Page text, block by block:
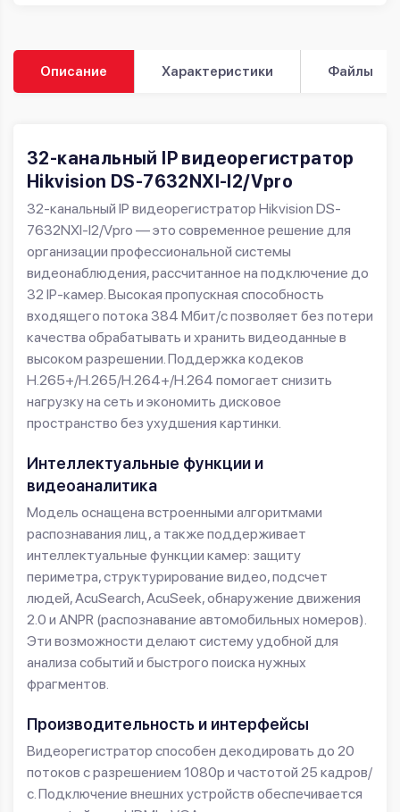
Описание Характеристики Файлы
32-канальный IP видеорегистратор
Hikvision DS-7632NXI-I2/Vpro
32-канальный IP видеорегистратор Hikvision DS-
7632NXI-I2/Vpro — это современное решение для
организации профессиональной системы
видеонаблюдения, рассчитанное на подключение до
32 IP-камер. Высокая пропускная способность
входящего потока 384 Мбит/с позволяет без потери
качества обрабатывать и хранить видеоданные в
высоком разрешении. Поддержка кодеков
H.265+/H.265/H.264+/H.264 помогает снизить
нагрузку на сеть и экономить дисковое
пространство без ухудшения картинки.
Интеллектуальные функции и
видеоаналитика
Модель оснащена встроенными алгоритмами
распознавания лиц, а также поддерживает
интеллектуальные функции камер: защиту
периметра, структурирование видео, подсчет
людей, AcuSearch, AcuSeek, обнаружение движения
2.0 и ANPR (распознавание автомобильных номеров).
Эти возможности делают систему удобной для
анализа событий и быстрого поиска нужных
фрагментов.
Производительность и интерфейсы
Видеорегистратор способен декодировать до 20
потоков с разрешением 1080p и частотой 25 кадров/
с. Подключение внешних устройств обеспечивается